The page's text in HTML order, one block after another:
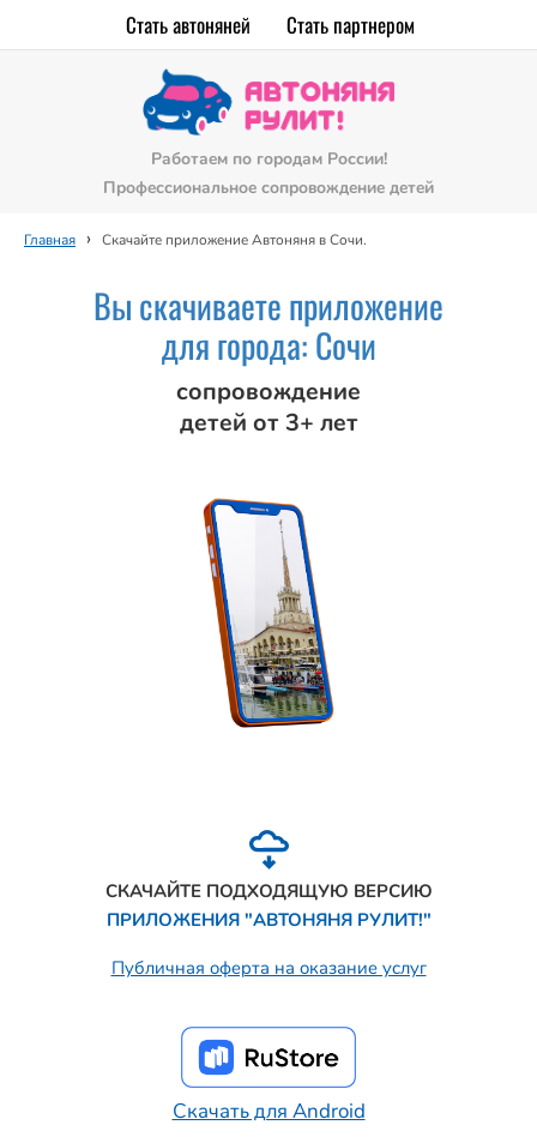
Стать автоняней Стать партнером
Работаем по городам России!
Профессиональное сопровождение детей
Главная › Скачайте приложение Автоняня в Сочи.
Вы скачиваете приложение
для города: Сочи
сопровождение
детей от 3+ лет
СКАЧАЙТЕ ПОДХОДЯЩУЮ ВЕРСИЮ
ПРИЛОЖЕНИЯ "АВТОНЯНЯ РУЛИТ!"
Публичная оферта на оказание услуг
Скачать для Android